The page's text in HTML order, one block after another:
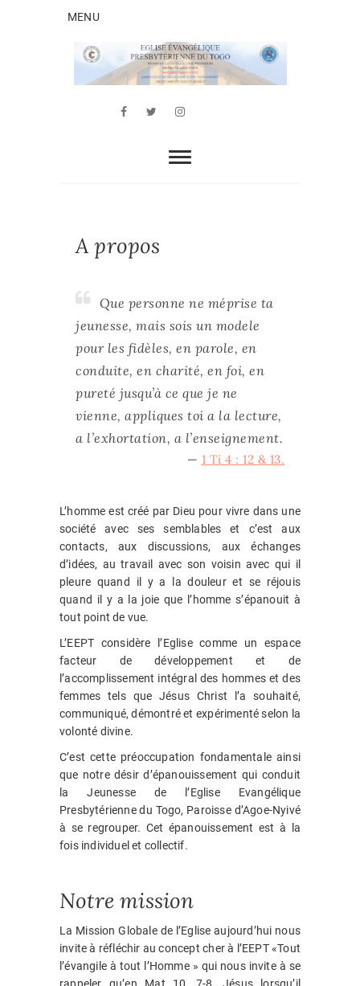
MENU
AJCANL’EEPT AGOÈ-NYIVÉ
FacebookTwitterYoutube
Whatsapp
Instagram
A propos
Que personne ne méprise ta
jeunesse, mais sois un modele
pour les fidèles, en parole, en
conduite, en charité, en foi, en
pureté jusqu’à ce que je ne
vienne, appliques toi a la lecture,
a l’exhortation, a l’enseignement.
— 1 Ti 4 : 12 & 13.
L’homme est créé par Dieu pour vivre dans une
société avec ses semblables et c’est aux
contacts, aux discussions, aux échanges
d’idées, au travail avec son voisin avec qui il
pleure quand il y a la douleur et se réjouis
quand il y a la joie que l’homme s’épanouit à
tout point de vue.
L’EEPT considère l’Eglise comme un espace
facteur de développement et de
l’accomplissement intégral des hommes et des
femmes tels que Jésus Christ l’a souhaité,
communiqué, démontré et expérimenté selon la
volonté divine.
C’est cette préoccupation fondamentale ainsi
que notre désir d’épanouissement qui conduit
la Jeunesse de l’Eglise Evangélique
Presbytérienne du Togo, Paroisse d’Agoe-Nyivé
à se regrouper. Cet épanouissement est à la
fois individuel et collectif.
Notre mission
La Mission Globale de l’Eglise aujourd’hui nous
invite à réfléchir au concept cher à l’EEPT «Tout
l’évangile à tout l’Homme » qui nous invite à se